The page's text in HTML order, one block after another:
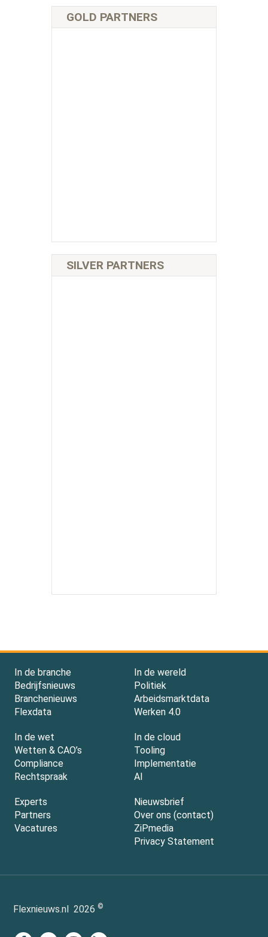
GOLD PARTNERS
SILVER PARTNERS
In de branche
Bedrijfsnieuws
Branchenieuws
Flexdata
In de wereld
Politiek
Arbeidsmarktdata
Werken 4.0
In de wet
Wetten & CAO’s
Compliance
Rechtspraak
In de cloud
Tooling
Implementatie
AI
Experts
Partners
Vacatures
Nieuwsbrief
Over ons (contact)
ZiPmedia
Privacy Statement
Flexnieuws.nl 2026 ©